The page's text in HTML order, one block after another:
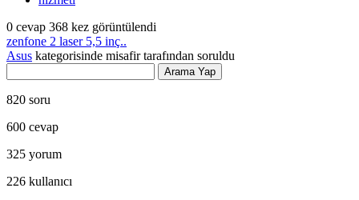
0 cevap 368 kez görüntülendi
zenfone 2 laser 5,5 inç..
Asus kategorisinde misafir tarafından soruldu
820 soru
600 cevap
325 yorum
226 kullanıcı